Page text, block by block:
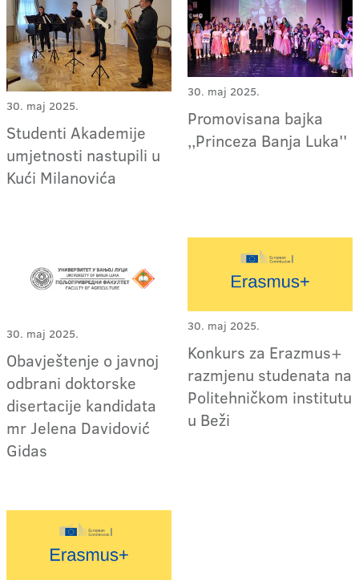
30. maj 2025.
Studenti Akademije
umjetnosti nastupili u
Kući Milanovića
30. maj 2025.
Promovisana bajka
,,Princeza Banja Luka''
30. maj 2025.
Obavještenje o javnoj
odbrani doktorske
disertacije kandidata
mr Jelena Davidović
Gidas
30. maj 2025.
Konkurs za Erazmus+
razmjenu studenata na
Politehničkom institutu
u Beži